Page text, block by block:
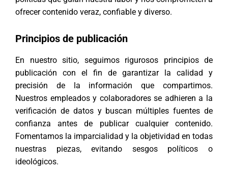
ofrecer contenido veraz, confiable y diverso.
Principios de publicación
En nuestro sitio, seguimos rigurosos principios de
publicación con el fin de garantizar la calidad y
precisión de la información que compartimos.
Nuestros empleados y colaboradores se adhieren a la
verificación de datos y buscan múltiples fuentes de
confianza antes de publicar cualquier contenido.
Fomentamos la imparcialidad y la objetividad en todas
nuestras piezas, evitando sesgos políticos o
ideológicos.